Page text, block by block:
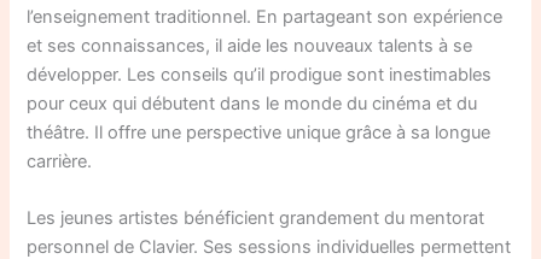
l’enseignement traditionnel. En partageant son expérience
et ses connaissances, il aide les nouveaux talents à se
développer. Les conseils qu’il prodigue sont inestimables
pour ceux qui débutent dans le monde du cinéma et du
théâtre. Il offre une perspective unique grâce à sa longue
carrière.
Les jeunes artistes bénéficient grandement du mentorat
personnel de Clavier. Ses sessions individuelles permettent